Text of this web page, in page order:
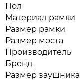
Пол
Материал рамки
Размер рамки
Размер моста
Производитель
Бренд
Размер заушника